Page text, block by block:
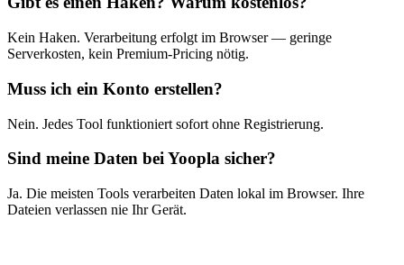
Kein Haken. Verarbeitung erfolgt im Browser — geringe
Serverkosten, kein Premium-Pricing nötig.
Muss ich ein Konto erstellen?
Nein. Jedes Tool funktioniert sofort ohne Registrierung.
Sind meine Daten bei Yoopla sicher?
Ja. Die meisten Tools verarbeiten Daten lokal im Browser. Ihre
Dateien verlassen nie Ihr Gerät.